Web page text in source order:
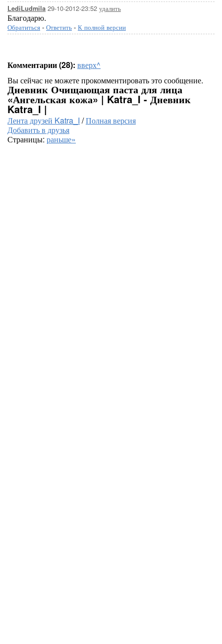
LediLudmila 29-10-2012-23:52 удалить
Благодарю.
Обратиться - Ответить - К полной версии
Комментарии (28): вверх^
Вы сейчас не можете прокомментировать это сообщение.
Дневник Очищающая паста для лица
«Ангельская кожа» | Katra_I - Дневник
Katra_I |
Лента друзей Katra_I /Полная версия
Добавить в друзья
Страницы: раньше»